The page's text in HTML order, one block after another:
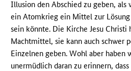
Illusion den Abschied zu geben, als
ein Atomkrieg ein Mittel zur
sein könnte. Die Kirche Jesu
Machtmittel, sie kann auch schwer
Einzelnen geben. Wohl aber haben
unermüdlich daran zu erinnern,